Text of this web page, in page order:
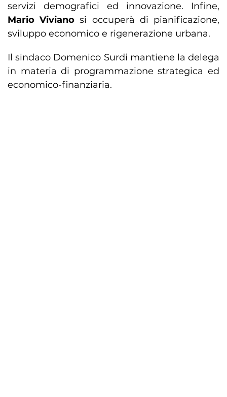
servizi demografici ed innovazione. Infine,
Mario Viviano si occuperà di pianificazione,
sviluppo economico e rigenerazione urbana.
Il sindaco Domenico Surdi mantiene la delega
in materia di programmazione strategica ed
economico-finanziaria.